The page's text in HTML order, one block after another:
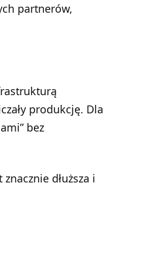
partnerów,
produkcję. Dla
bez
dłuższa i